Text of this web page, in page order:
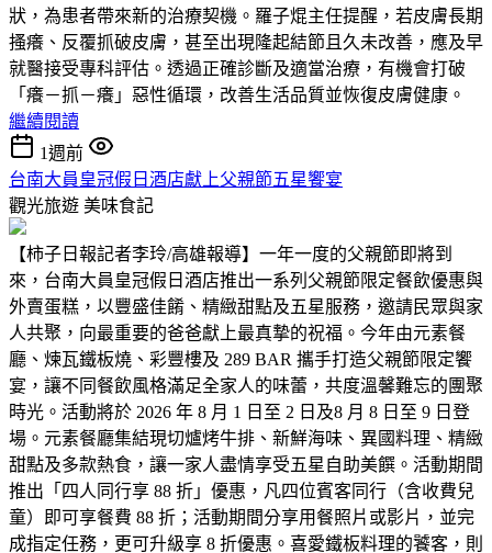
狀，為患者帶來新的治療契機。羅子焜主任提醒，若皮膚長期
搔癢、反覆抓破皮膚，甚至出現隆起結節且久未改善，應及早
就醫接受專科評估。透過正確診斷及適當治療，有機會打破
「癢－抓－癢」惡性循環，改善生活品質並恢復皮膚健康。
繼續閱讀
1週前
台南大員皇冠假日酒店獻上父親節五星饗宴
觀光旅遊 美味食記
【柿子日報記者李玲/高雄報導】一年一度的父親節即將到
來，台南大員皇冠假日酒店推出一系列父親節限定餐飲優惠與
外賣蛋糕，以豐盛佳餚、精緻甜點及五星服務，邀請民眾與家
人共聚，向最重要的爸爸獻上最真摯的祝福。今年由元素餐
廳、煉瓦鐵板燒、彩豐樓及 289 BAR 攜手打造父親節限定饗
宴，讓不同餐飲風格滿足全家人的味蕾，共度溫馨難忘的團聚
時光。活動將於 2026 年 8 月 1 日至 2 日及8 月 8 日至 9 日登
場。元素餐廳集結現切爐烤牛排、新鮮海味、異國料理、精緻
甜點及多款熱食，讓一家人盡情享受五星自助美饌。活動期間
推出「四人同行享 88 折」優惠，凡四位賓客同行（含收費兒
童）即可享餐費 88 折；活動期間分享用餐照片或影片，並完
成指定任務，更可升級享 8 折優惠。喜愛鐵板料理的饕客，則